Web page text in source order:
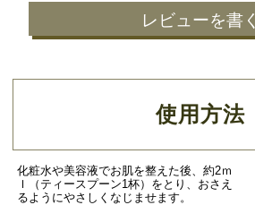
レビューを書く
使用方法
化粧水や美容液でお肌を整えた後、約2ｍ
ｌ（ティースプーン1杯）をとり、おさえ
るようにやさしくなじませます。